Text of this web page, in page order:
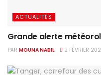
ACTUALITÉS
Grande alerte
PAR MOUNA NABIL 2 FÉVRIER